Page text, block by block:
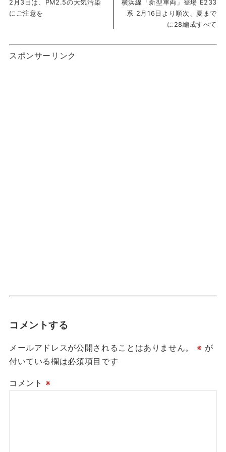
2月3日は、PM2.5の大気汚染
にご注意を
横浜線「新型車両」登場 E233
系 2月16日より順次、夏まで
に28編成すべて
スポンサーリンク
コメントする
メールアドレスが公開されることはありません。 ※ が
付いている欄は必須項目です
コメント ※